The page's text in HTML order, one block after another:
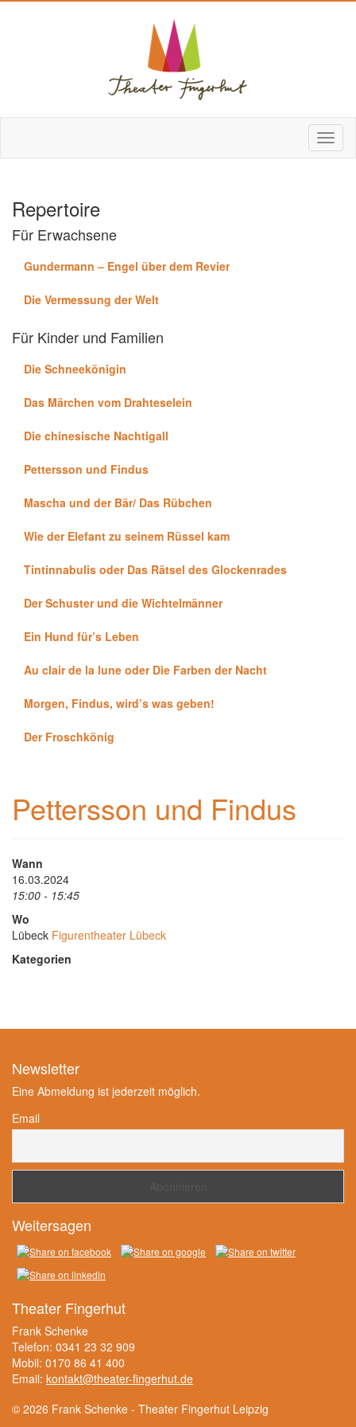
Repertoire
Für Erwachsene
Gundermann – Engel über dem Revier
Die Vermessung der Welt
Für Kinder und Familien
Die Schneekönigin
Das Märchen vom Drahteselein
Die chinesische Nachtigall
Pettersson und Findus
Mascha und der Bär/ Das Rübchen
Wie der Elefant zu seinem Rüssel kam
Tintinnabulis oder Das Rätsel des Glockenrades
Der Schuster und die Wichtelmänner
Ein Hund für’s Leben
Au clair de la lune oder Die Farben der Nacht
Morgen, Findus, wird’s was geben!
Der Froschkönig
Pettersson und Findus
Wann
16.03.2024
15:00 - 15:45
Wo
Lübeck Figurentheater Lübeck
Kategorien
Newsletter
Eine Abmeldung ist jederzeit möglich.
Email
Weitersagen
Theater Fingerhut
Frank Schenke
Telefon: 0341 23 32 909
Mobil: 0170 86 41 400
Email: kontakt@theater-fingerhut.de
© 2026 Frank Schenke - Theater Fingerhut Leipzig